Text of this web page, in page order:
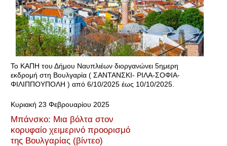
Το ΚΑΠΗ του Δήμου Ναυπλιέων διοργανώνει 5ημερη
εκδρομή στη Βουλγαρία ( ΣΑΝΤΑΝΣΚΙ- ΡΙΛΑ-ΣΟΦΙΑ-
ΦΙΛΙΠΠΟΥΠΟΛΗ ) από 6/10/2025 έως 10/10/2025.
Κυριακή 23 Φεβρουαρίου 2025
Μπάνσκο: Μια βόλτα στον
κορυφαίο χειμερινό προορισμό
της Βουλγαρίας (βίντεο)